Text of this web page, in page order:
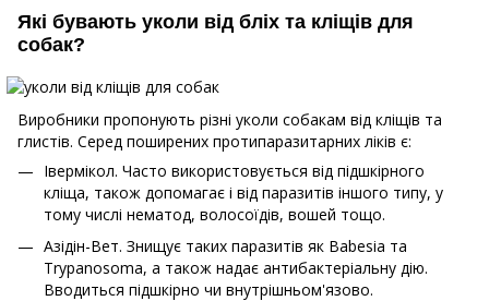
Які бувають уколи від бліх та кліщів для
собак?
Виробники пропонують різні уколи собакам від кліщів та
глистів. Серед поширених протипаразитарних ліків є:
Івермікол. Часто використовується від підшкірного
кліща, також допомагає і від паразитів іншого типу, у
тому числі нематод, волосоїдів, вошей тощо.
Азідін-Вет. Знищує таких паразитів як Babesia та
Trypanosoma, а також надає антибактеріальну дію.
Вводиться підшкірно чи внутрішньом'язово.